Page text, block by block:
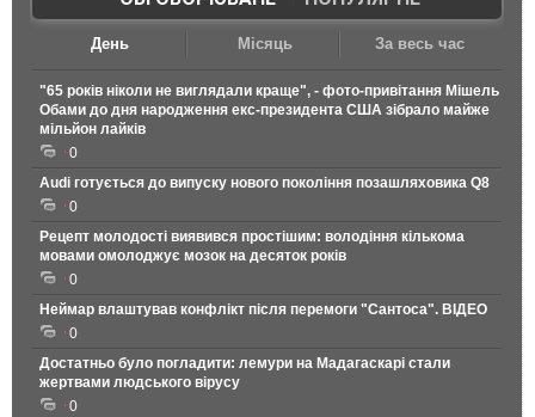
День Місяць За весь час
"65 років ніколи не виглядали краще", - фото-привітання Мішель
Обами до дня народження екс-президента США зібрало майже
мільйон лайків
0
Audi готується до випуску нового покоління позашляховика Q8
0
Рецепт молодості виявився простішим: володіння кількома
мовами омолоджує мозок на десяток років
0
Неймар влаштував конфлікт після перемоги "Сантоса". ВІДЕО
0
Достатньо було погладити: лемури на Мадагаскарі стали
жертвами людського вірусу
0